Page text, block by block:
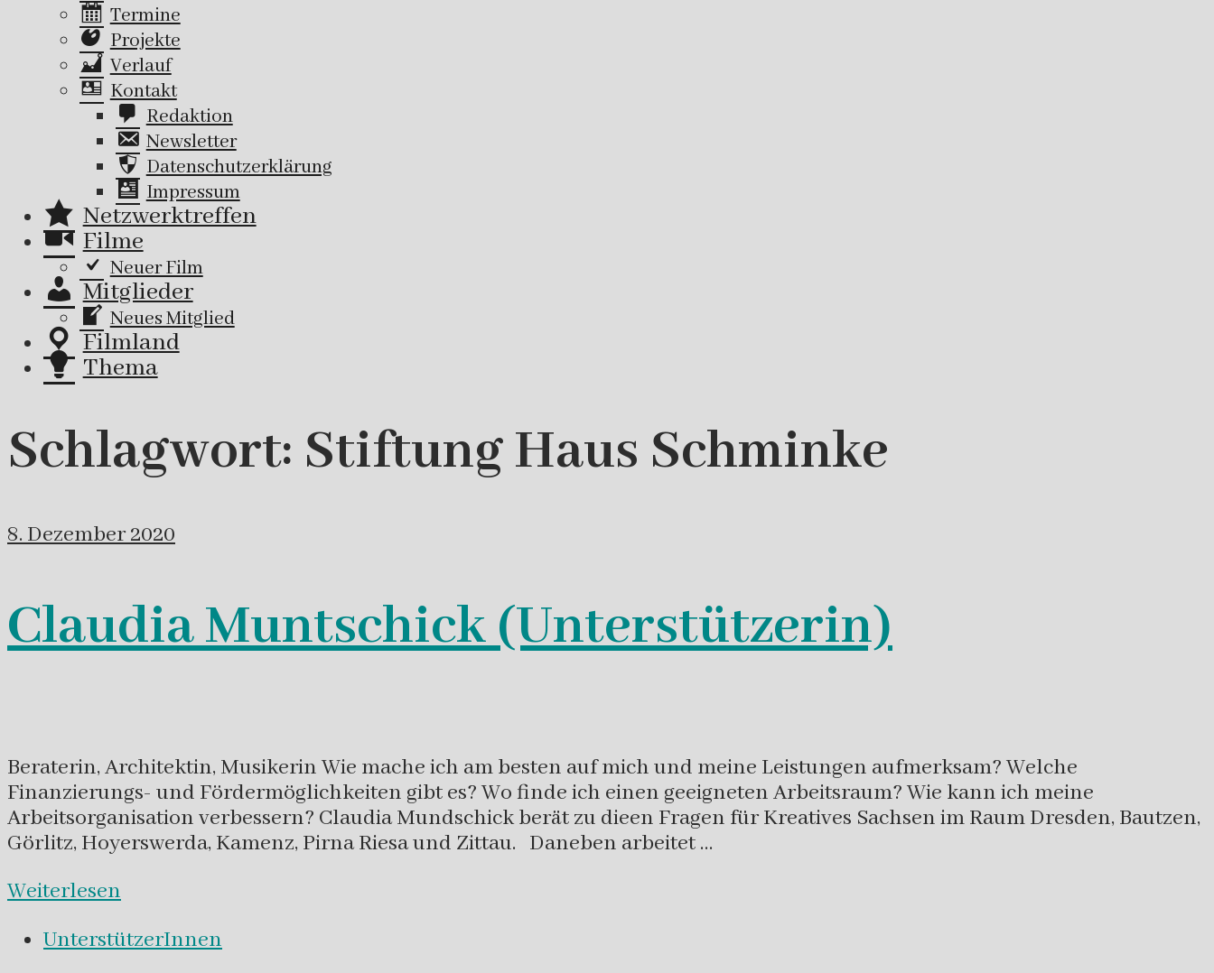
Termine
Projekte
Verlauf
Kontakt
Redaktion
Newsletter
Datenschutzerklärung
Impressum
Netzwerktreffen
Filme
Neuer Film
Mitglieder
Neues Mitglied
Filmland
Thema
Schlagwort: Stiftung Haus Schminke
8. Dezember 2020
Claudia Muntschick (Unterstützerin)
Beraterin, Architektin, Musikerin Wie mache ich am besten auf mich und meine Leistungen aufmerksam? Welche
Finanzierungs- und Fördermöglichkeiten gibt es? Wo finde ich einen geeigneten Arbeitsraum? Wie kann ich meine
Arbeitsorganisation verbessern? Claudia Mundschick berät zu dieen Fragen für Kreatives Sachsen im Raum Dresden, Bautzen,
Görlitz, Hoyerswerda, Kamenz, Pirna Riesa und Zittau. Daneben arbeitet …
Weiterlesen
UnterstützerInnen